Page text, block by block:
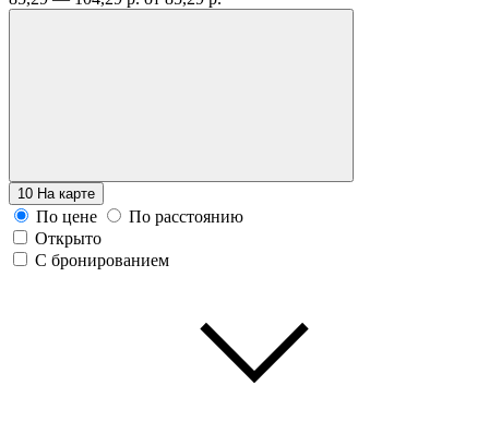
10 На карте
По цене
По расстоянию
Открыто
С бронированием